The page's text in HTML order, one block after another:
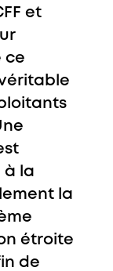
et
ce
à la
la
étroite
de